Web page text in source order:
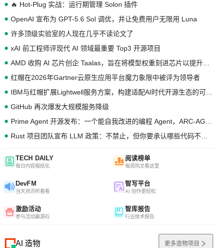
🔥 Hot-Plug 实战：运行期管理 Solon 插件
OpenAI 宣布为 GPT-5.6 Sol 调优，并让免费用户无限用 Luna
许多顶级实验室的人现在几乎不读论文了
xAI 前工程师评现代 AI 领域最重要 Top3 开源项目
红帽在2026年Gartner云原生应用平台魔力象限中被评为领导者
GitHub 再次爆发大规模服务降级
TECH DAILY
每日内容报纸化
阅读榜单
每周热文看这里
DevFM
当天资讯听着看
智写平台
AI 创作更轻松
激励活动
参与活动赢源石
智库报告
行业技术报告
AI 造物 更多造物项目